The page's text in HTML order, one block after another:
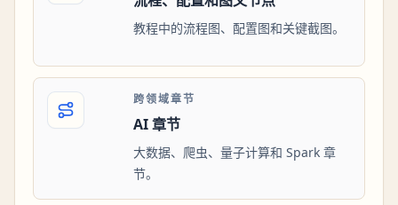
教程中的流程图、配置图和关键截图。
跨领域章节
AI 章节
大数据、爬虫、量子计算和 Spark 章
节。